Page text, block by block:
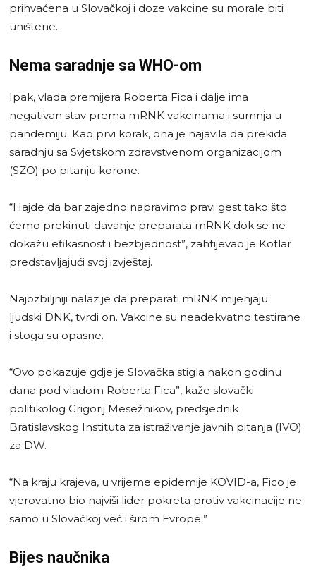
prihvaćena u Slovačkoj i doze vakcine su morale biti
uništene.
Nema saradnje sa WHO-om
Ipak, vlada premijera Roberta Fica i dalje ima
negativan stav prema mRNK vakcinama i sumnja u
pandemiju. Kao prvi korak, ona je najavila da prekida
saradnju sa Svjetskom zdravstvenom organizacijom
(SZO) po pitanju korone.
“Hajde da bar zajedno napravimo pravi gest tako što
ćemo prekinuti davanje preparata mRNK dok se ne
dokažu efikasnost i bezbjednost”, zahtijevao je Kotlar
predstavljajući svoj izvještaj.
Najozbiljniji nalaz je da preparati mRNK mijenjaju
ljudski DNK, tvrdi on. Vakcine su neadekvatno testirane
i stoga su opasne.
“Ovo pokazuje gdje je Slovačka stigla nakon godinu
dana pod vladom Roberta Fica”, kaže slovački
politikolog Grigorij Mesežnikov, predsjednik
Bratislavskog Instituta za istraživanje javnih pitanja (IVO)
za DW.
“Na kraju krajeva, u vrijeme epidemije KOVID-a, Fico je
vjerovatno bio najviši lider pokreta protiv vakcinacije ne
samo u Slovačkoj već i širom Evrope.”
Bijes naučnika